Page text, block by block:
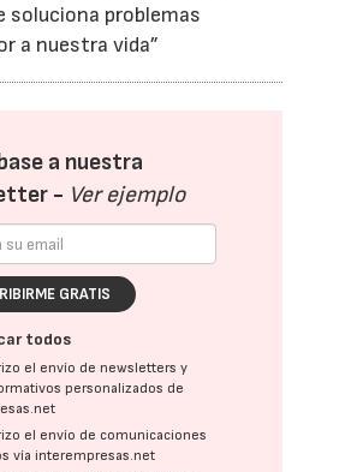
soluciona problemas
a nuestra vida”
a nuestra
- Ver ejemplo
GRATIS
todos
el envío de newsletters y
personalizados de
el envío de comunicaciones
vía interempresas.net